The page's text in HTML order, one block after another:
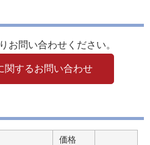
お問い合わせください。
関するお問い合わせ
価格